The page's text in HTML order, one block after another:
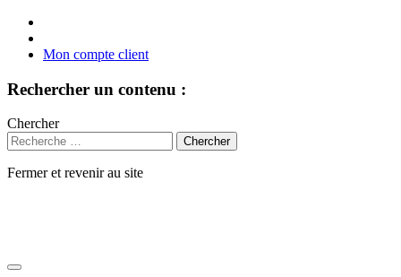
Mon compte client
Rechercher un contenu :
Chercher
Fermer et revenir au site